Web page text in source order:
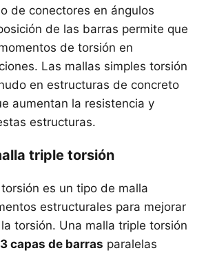
de conectores en ángulos
de las barras permite que
de torsión en
Las mallas simples torsión
en estructuras de concreto
aumentan la resistencia y
estructuras.
triple torsión
es un tipo de malla
estructurales para mejorar
torsión. Una malla triple torsión
3 capas de barras paralelas